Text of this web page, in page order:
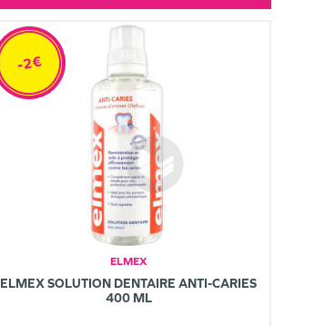
ELMEX
ELMEX SOLUTION DENTAIRE ANTI-CARIES
400 ML
-2€